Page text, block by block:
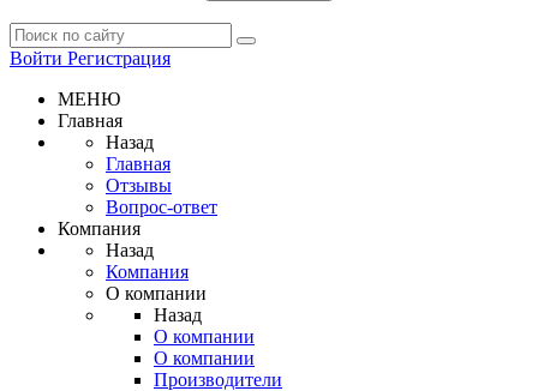
Войти Регистрация
МЕНЮ
Главная
Назад
Главная
Отзывы
Вопрос-ответ
Компания
Назад
Компания
О компании
Назад
О компании
О компании
Производители